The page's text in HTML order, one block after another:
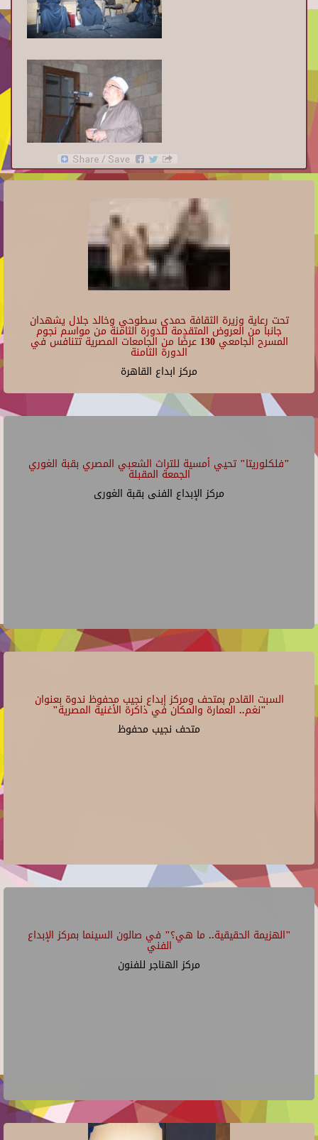
تحت رعاية وزيرة الثقافة حمدي سطوحي وخالد جلال يشهدان
جانبا من العروض المتقدمة للدورة الثامنة من مواسم نجوم
المسرح الجامعي 130 عرضًا من الجامعات المصرية تتنافس في
الدورة الثامنة
مركز ابداع القاهرة
"فلكلوريتا" تحيي أمسية للتراث الشعبي المصري بقبة الغوري
الجمعة المقبلة
مركز الإبداع الفنى بقبة الغورى
السبت القادم بمتحف ومركز إبداع نجيب محفوظ ندوة بعنوان
"نغم.. العمارة والمكان في ذاكرة الأغنية المصرية"
متحف نجيب محفوظ
"الهزيمة الحقيقية.. ما هي؟" في صالون السينما بمركز الإبداع
الفني
مركز الهناجر للفنون